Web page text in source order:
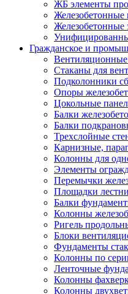
ЖБ элементы
Железобетонные
Железобетонные
Гражданское и
Стаканы для
Подколонники
Опоры
Цокольные
Балки
Балки
Трехслойные
Карнизные,
Колонны для
Элементы
Перемычки
Площадки
Балки
Колонны
Ригель
Блоки
Фундаменты
Колонны по
Ленточные
Колонны
Колонны